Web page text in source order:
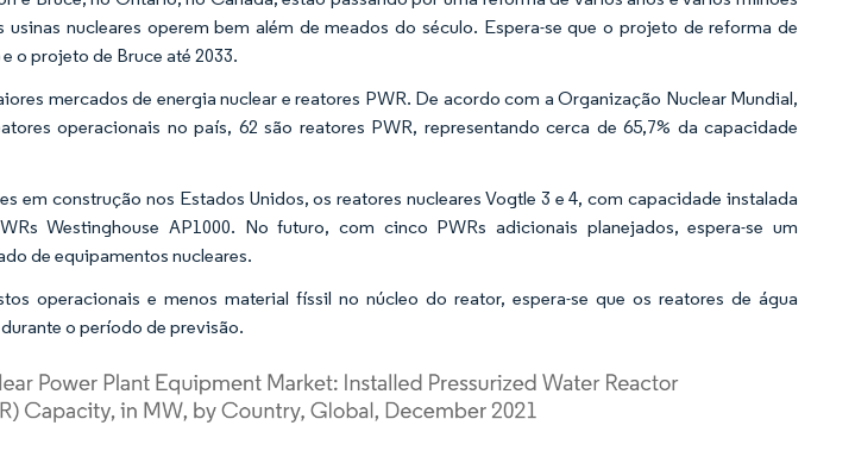
nucleares operem bem além de meados do século. Espera-se que o projeto de reforma de
o projeto de Bruce até 2033.
mercados de energia nuclear e reatores PWR. De acordo com a Organização Nuclear Mundial,
operacionais no país, 62 são reatores PWR, representando cerca de 65,7% da capacidade
em construção nos Estados Unidos, os reatores nucleares Vogtle 3 e 4, com capacidade instalada
Westinghouse AP1000. No futuro, com cinco PWRs adicionais planejados, espera-se um
de equipamentos nucleares.
operacionais e menos material físsil no núcleo do reator, espera-se que os reatores de água
o período de previsão.